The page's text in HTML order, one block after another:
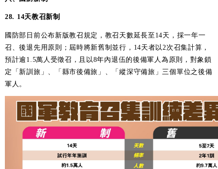
28. 14天教召新制
國防部日前公布新版教召規定，教召天數延長至14天，採一年一
召、後退先用原則；屆時將新舊制並行，14天者以2次召集計算，
預計逾1.5萬人受徵召，且以8年內退伍的後備軍人為原則，對象鎖
定「新訓旅」、「縣市後備旅」、「縱深守備旅」三個單位之後備
軍人。